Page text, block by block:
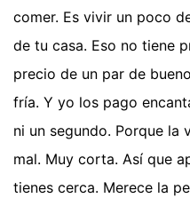
comer. Es vivir un poco
de tu casa. Eso no tiene
precio de un par de
fría. Y yo los pago
ni un segundo. Porque la
mal. Muy corta. Así que
tienes cerca. Merece la